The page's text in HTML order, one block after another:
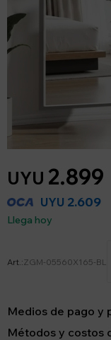
UYU 2.899
UYU 2.609
Llega hoy
ZGM-05560X165-BL
Medios de pago y
Métodos y costos